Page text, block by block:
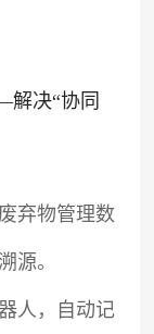
决“协同
弃物管理数
源。
人，自动记